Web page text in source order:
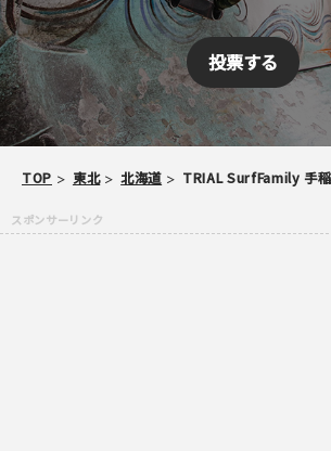
スパム防止のため「スケパ」と入力くださ
ご注意事項
TOP 東北 北海道 TRIAL SurfFamily 手